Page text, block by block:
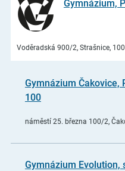
Gymnázium,
Voděradská 900/2, Strašnice,
Gymnázium Čakovice,
100
náměstí 25. března 100/2,
Gymnázium Evolution,